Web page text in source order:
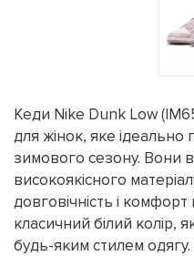
Кеди Nike Dunk Low
для жінок, яке ідеально
зимового сезону. Вони
високоякісного
довговічність і
класичний білий колір,
будь-яким стилем